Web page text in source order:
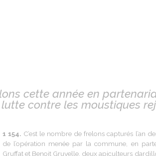
cette année en
contre les moustiques
1 154. C’est le nombre de frelonscapturés l’an
de l’opération menéepar la commune, en
Gruffat et Benoit Gruyelle, deuxapiculteurs